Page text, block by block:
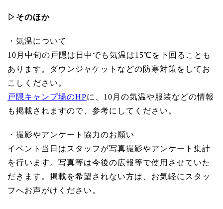
▷そのほか
・気温について
10月中旬の戸隠は日中でも気温は15℃を下回ることも
あります。ダウンジャケットなどの防寒対策をしてお
こしください。
戸隠キャンプ場のHPに、10月の気温や服装などの情報
も掲載されますので、参考にしてください。
・撮影やアンケート協力のお願い
イベント当日はスタッフが写真撮影やアンケート集計
を行います。写真等は今後の広報等で使用させていた
だきます。掲載を希望されない方は、お気軽にスタッ
フへお声がけください。